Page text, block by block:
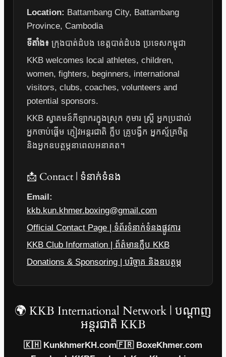
Location: Battambang City, Battambang
Province, Cambodia
ទីតាំង៖ ក្រុងបាត់ដំបង ខេត្តបាត់ដំបង ប្រទេសកម្ពុជា
KKB welcomes local athletes, children,
women, fighters, beginners, international
visitors, clubs, coaches, volunteers and
potential sponsors.
KKB ស្វាគមន៍កីឡាករក្នុងស្រុក កុមារ ស្ត្រី អ្នកប្រដាល់
អ្នកចាប់ផ្តើម ភ្ញៀវអន្តរជាតិ ក្លឹប គ្រូបង្វឹក អ្នកស្ម័គ្រចិត្ត
និងអ្នកឧបត្ថម្ភនាពេលអនាគត។
📩 Contact | ទំនាក់ទំនង
Email:
kkb.kun.khmer.boxing@gmail.com
Official Contact Page | ទំព័រទំនាក់ទំនងផ្លូវការ
KKB Club Information | ព័ត៌មានក្លឹប KKB
Donations & Sponsoring | បរិច្ចាគ និងឧបត្ថម្ភ
🌍 KKB International Network | បណ្តាញ
អន្តរជាតិ KKB
🇰🇭 KunkhmerKH.com🇫🇷 BoxeKhmer.com